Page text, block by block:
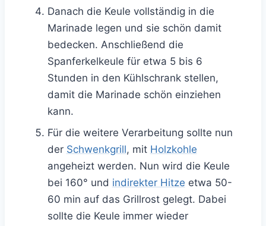
Danach die Keule vollständig in die
Marinade legen und sie schön damit
bedecken. Anschließend die
Spanferkelkeule für etwa 5 bis 6
Stunden in den Kühlschrank stellen,
damit die Marinade schön einziehen
kann.
Für die weitere Verarbeitung sollte nun
der Schwenkgrill, mit Holzkohle
angeheizt werden. Nun wird die Keule
bei 160° und indirekter Hitze etwa 50-
60 min auf das Grillrost gelegt. Dabei
sollte die Keule immer wieder